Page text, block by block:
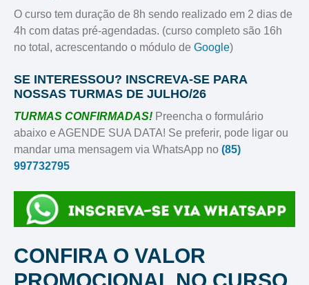
O curso tem duração de 8h sendo realizado em 2 dias de
4h com datas pré-agendadas. (curso completo são 16h
no total, acrescentando o módulo de Google)
SE INTERESSOU? INSCREVA-SE PARA
NOSSAS TURMAS DE JULHO/26
TURMAS CONFIRMADAS! Preencha o formulário
abaixo e AGENDE SUA DATA! Se preferir, pode ligar ou
mandar uma mensagem via WhatsApp no (85)
997732795
CONFIRA O VALOR